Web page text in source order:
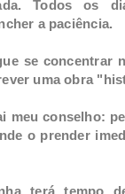
Todos os
a paciência.
se concentrar
uma obra
meu conselho:
o prender
terá tempo